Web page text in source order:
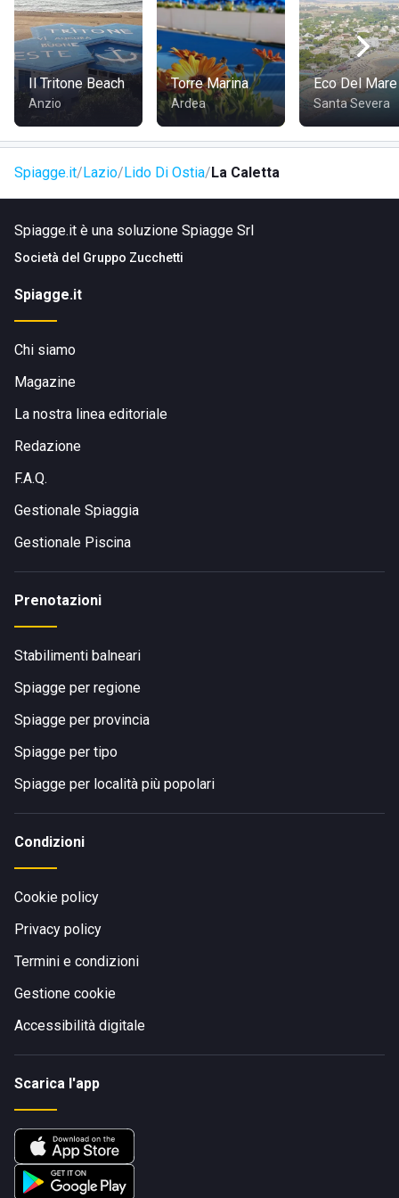
Il Tritone Beach
Anzio
Torre Marina
Ardea
Eco Del Mare
Santa Severa
Spiagge.it Lazio Lido Di Ostia La Caletta
Spiagge.it è una soluzione Spiagge Srl
Società del Gruppo Zucchetti
Spiagge.it
Chi siamo
Magazine
La nostra linea editoriale
Redazione
F.A.Q.
Gestionale Spiaggia
Gestionale Piscina
Prenotazioni
Stabilimenti balneari
Spiagge per regione
Spiagge per provincia
Spiagge per tipo
Spiagge per località più popolari
Condizioni
Cookie policy
Privacy policy
Termini e condizioni
Gestione cookie
Accessibilità digitale
Scarica l'app